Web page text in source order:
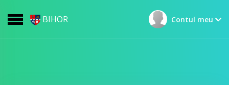
BIHOR Contul meu